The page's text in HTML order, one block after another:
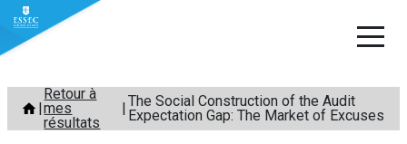
Aller
contenu
Retour à
mes
résultats
The Social Construction of the Audit
Expectation Gap: The Market of Excuses